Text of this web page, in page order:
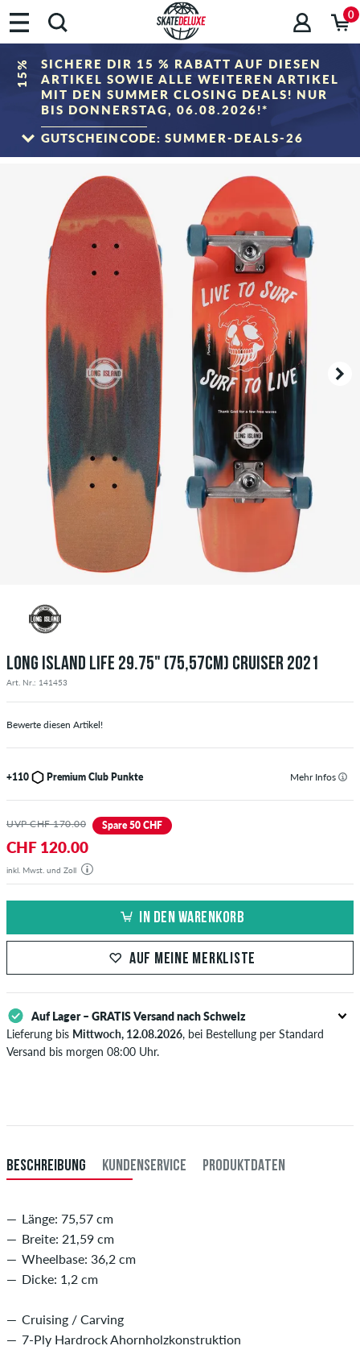
0
15%
SICHERE DIR 15 % RABATT AUF DIESEN
ARTIKEL SOWIE ALLE WEITEREN ARTIKEL
MIT DEN SUMMER CLOSING DEALS! NUR
BIS DONNERSTAG, 06.08.2026!*
GUTSCHEINCODE: SUMMER-DEALS-26
*Gilt nur bis zum 06.08.2026, 23:59 (MESZ)! Der Rabatt wird im Warenkorb nach
Eingabe des Gutscheincodes abgezogen. Rabattierung erfolgt ausschließlich auf
Artikel der Kategorie „Sale". Der Gutschein ist nicht mit anderen Rabattgutscheinen
kombinierbar.
LONG ISLAND LIFE 29.75" (75,57CM) CRUISER 2021
Art. Nr.: 141453
Bewerte diesen Artikel!
+110 Premium Club Punkte Mehr Infos
UVP CHF 170.00 Spare 50 CHF
CHF 120.00
inkl. Mwst. und Zoll
IN DEN WARENKORB
AUF MEINE MERKLISTE
Auf Lager – GRATIS Versand nach Schweiz
Lieferung bis Mittwoch, 12.08.2026, bei Bestellung per Standard
Versand bis morgen 08:00 Uhr.
Zahlung.
BESCHREIBUNG KUNDENSERVICE PRODUKTDATEN
Länge: 75,57 cm
Breite: 21,59 cm
Wheelbase: 36,2 cm
Dicke: 1,2 cm
Cruising / Carving
7-Ply Hardrock Ahornholzkonstruktion